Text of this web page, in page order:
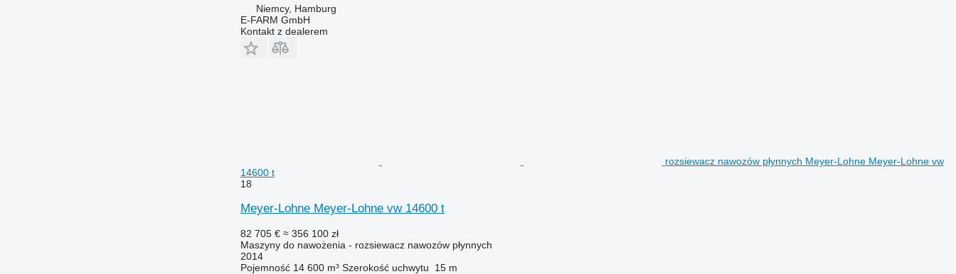
Niemcy, Hamburg
E-FARM GmbH
Kontakt z dealerem
rozsiewacz nawozów płynnych Meyer-Lohne Meyer-Lohne vw
14600 t
18
Meyer-Lohne Meyer-Lohne vw 14600 t
82 705 € ≈ 356 100 zł
Maszyny do nawożenia - rozsiewacz nawozów płynnych
2014
Pojemność 14 600 m³ Szerokość uchwytu
15 m